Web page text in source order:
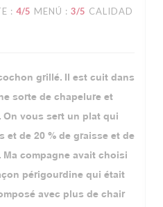
: 4/5 MENÚ : 3/5 CALIDAD
grillé. Il est cuit dans
sorte de chapelure et
vous sert un plat qui
et de 20 % de graisse et de
compagne avait choisi
périgourdine qui était
avec plus de chair